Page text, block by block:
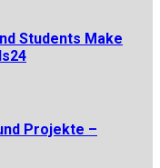
Students Make
Projekte –